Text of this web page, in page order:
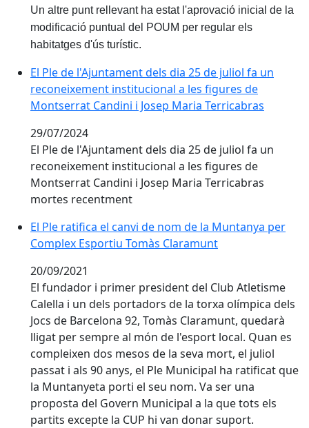
Un altre punt rellevant ha estat l'aprovació inicial de la
modificació puntual del POUM per regular els
habitatges d'ús turístic.
El Ple de l'Ajuntament dels dia 25 de juliol fa un
El Ple de l'Ajuntament dels dia 25 de juliol fa un
reconeixement institucional a les figures de
Montserrat Candini i Josep Maria Terricabras
29/07/2024
El Ple de l'Ajuntament dels dia 25 de juliol fa un
reconeixement institucional a les figures de
Montserrat Candini i Josep Maria Terricabras
mortes recentment
El Ple ratifica el canvi de nom de la Muntanya per
El Ple ratifica el canvi de nom de la Muntanya per
Complex Esportiu Tomàs Claramunt
20/09/2021
El fundador i primer president del Club Atletisme
Calella i un dels portadors de la torxa olímpica dels
Jocs de Barcelona 92, Tomàs Claramunt, quedarà
lligat per sempre al món de l'esport local. Quan es
compleixen dos mesos de la seva mort, el juliol
passat i als 90 anys, el Ple Municipal ha ratificat que
la Muntanyeta porti el seu nom. Va ser una
proposta del Govern Municipal a la que tots els
partits excepte la CUP hi van donar suport.